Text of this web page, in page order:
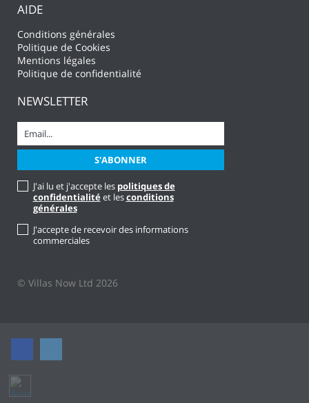
AIDE
Conditions générales
Politique de Cookies
Mentions légales
Politique de confidentialité
NEWSLETTER
J'ai lu et j'accepte les politiques de
confidentialité et lesconditions
générales
J'accepte de recevoir des informations
commerciales
© Villas Now Ltd 2026